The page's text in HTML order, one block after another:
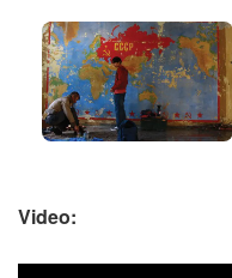
Video: